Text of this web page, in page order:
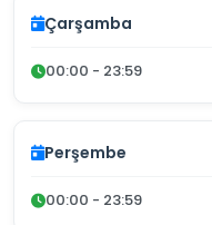
Çarşamba
00:00 - 23:59
Perşembe
00:00 - 23:59